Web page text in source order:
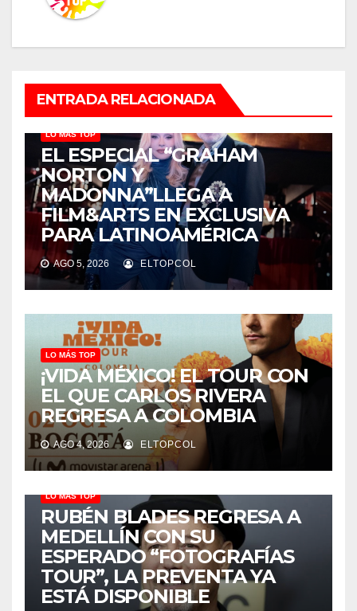
ENTRADA RELACIONADA
LO MÁS TOP
EL ESPECIAL “GRAHAM
NORTON Y
MADONNA”LLEGA A
FILM&ARTS EN EXCLUSIVA
PARA LATINOAMÉRICA
AGO 5, 2026 ELTOPCOL
LO MÁS TOP
¡VIDA MÉXICO! EL TOUR CON
EL QUE CARLOS RIVERA
REGRESA A COLOMBIA
AGO 4, 2026 ELTOPCOL
LO MÁS TOP
RUBÉN BLADES REGRESA A
MEDELLÍN CON SU
ESPERADO “FOTOGRAFÍAS
TOUR”, LA PREVENTA YA
ESTÁ DISPONIBLE